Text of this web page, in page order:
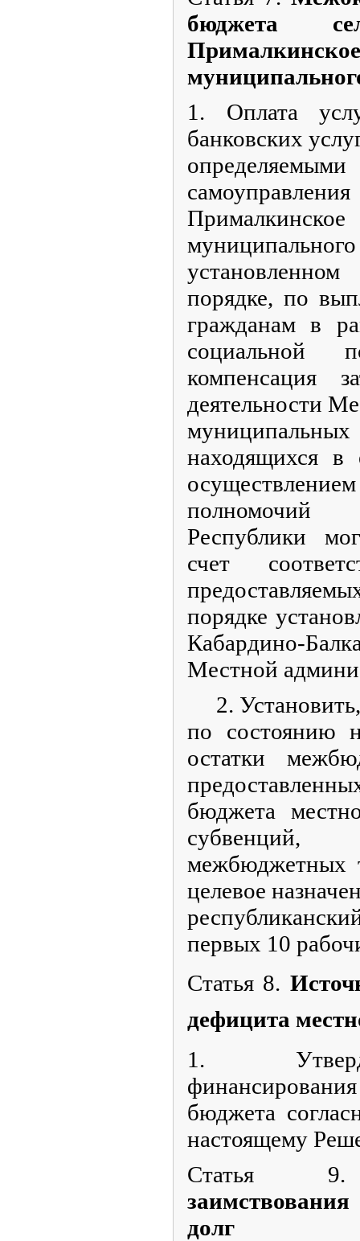
бюджета
1. Оплата
банковских
порядке, по
гражданам в
социальной
компенсация
деятельности
находящихся в
полномочий
Республики
счет
порядке
Кабардино-
Местной
2. Установить,
по состоянию
остатки
бюджета
межбюджетных
целевое
первых 10
Статья 8.
дефицита
1.
бюджета
настоящему
Статья 9.
долг